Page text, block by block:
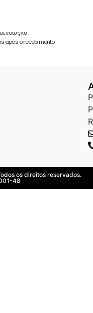
após o recebimento
os direitos reservados.
48